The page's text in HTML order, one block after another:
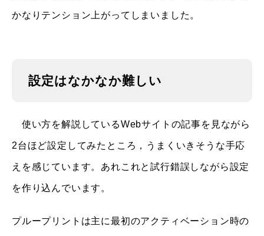
かなりテンション上がってしまいました。
設定はなかなか難しい
使い方を解説しているWebサイトの記事を見ながら
2台ほど設定してみたところ，うまくいきそうな手応
えを感じています。あれこれと試行錯誤しながら設定
を作り込んでいます。
プループリントは主に最初のアクティベーション時の